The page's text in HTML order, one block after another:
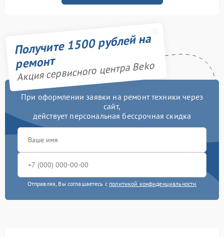
Получите 1500 рублей на
ремонт
Акция сервисного центра Beko
При оформлении заявки на ремонт техники через
сайт,
действует персональная бессрочная скидка
Отправляя, Вы соглашаетесь с политикой конфиденциальности